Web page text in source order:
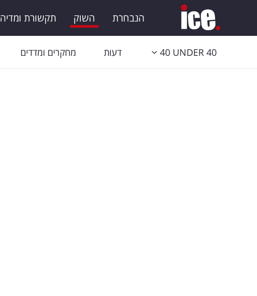
הנבחרת השוק תקשורת ומדיה
40 UNDER 40 דעות מחקרים ומדדים